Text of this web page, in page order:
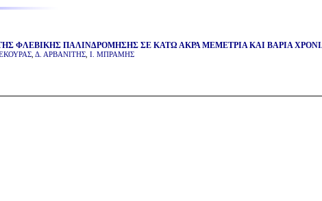
ΦΛΕΒΙΚΗΣ ΠΑΛΙΝΔΡΟΜΗΣΗΣ ΣΕ ΚΑΤΩ ΑΚΡΑ ΜΕΜΕΤΡΙΑ ΚΑΙ ΒΑΡΙΑ
Δ. ΑΡΒΑΝΙΤΗΣ Ι. ΜΠΡΑΜΗΣ